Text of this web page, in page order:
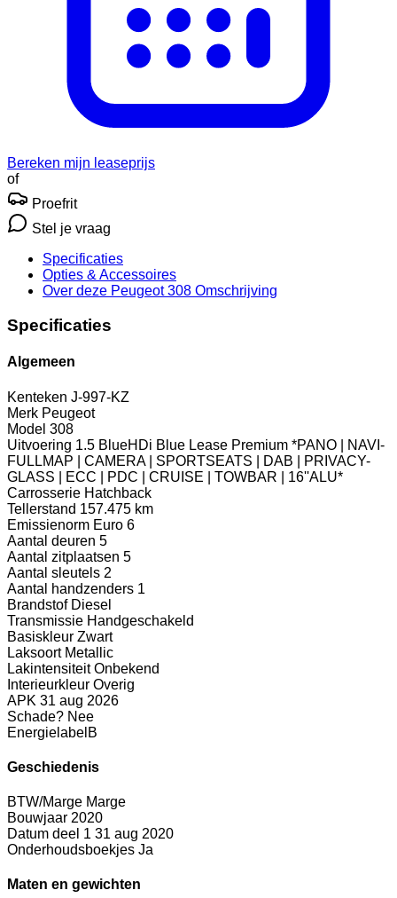
Bereken mijn leaseprijs
of
Proefrit
Stel je vraag
Specificaties
Opties & Accessoires
Over deze Peugeot 308 Omschrijving
Specificaties
Algemeen
Kenteken J-997-KZ
Merk Peugeot
Model 308
Uitvoering 1.5 BlueHDi Blue Lease Premium *PANO | NAVI-
FULLMAP | CAMERA | SPORTSEATS | DAB | PRIVACY-
GLASS | ECC | PDC | CRUISE | TOWBAR | 16''ALU*
Carrosserie Hatchback
Tellerstand 157.475 km
Emissienorm Euro 6
Aantal deuren 5
Aantal zitplaatsen 5
Aantal sleutels 2
Aantal handzenders 1
Brandstof Diesel
Transmissie Handgeschakeld
Basiskleur Zwart
Laksoort Metallic
Lakintensiteit Onbekend
Interieurkleur Overig
APK 31 aug 2026
Schade? Nee
Energielabel B
Geschiedenis
BTW/Marge Marge
Bouwjaar 2020
Datum deel 1 31 aug 2020
Onderhoudsboekjes Ja
Maten en gewichten